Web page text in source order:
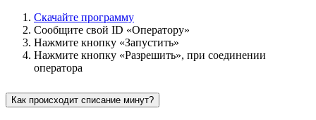
Скачайте программу
Сообщите свой ID «Оператору»
Нажмите кнопку «Запустить»
Нажмите кнопку «Разрешить», при соединении
оператора
Как происходит списание минут?